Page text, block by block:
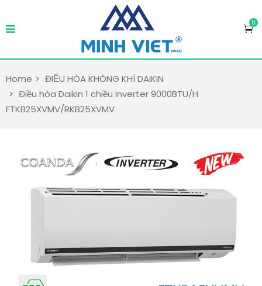
0
Home
ĐIỀU HÒA KHÔNG KHÍ DAIKIN
Điều hòa Daikin 1 chiều inverter 9000BTU/H
FTKB25XVMV/RKB25XVMV